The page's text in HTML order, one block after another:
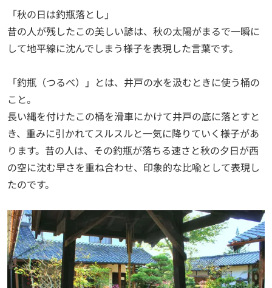
「秋の日は釣瓶落とし」
昔の人が残したこの美しい諺は、秋の太陽がまるで一瞬に
して地平線に沈んでしまう様子を表現した言葉です。
「釣瓶（つるべ）」とは、井戸の水を汲むときに使う桶の
こと。
長い縄を付けたこの桶を滑車にかけて井戸の底に落とすと
き、重みに引かれてスルスルと一気に降りていく様子があ
ります。昔の人は、その釣瓶が落ちる速さと秋の夕日が西
の空に沈む早さを重ね合わせ、印象的な比喩として表現し
たのです。